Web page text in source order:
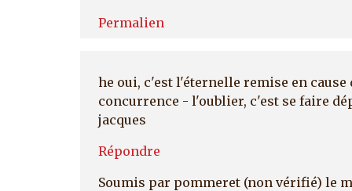
Permalien
he oui, c'est l'éternelle remise en
concurrence - l'oublier, c'est se faire
jacques
Répondre
Soumis par pommeret (non vérifié) le